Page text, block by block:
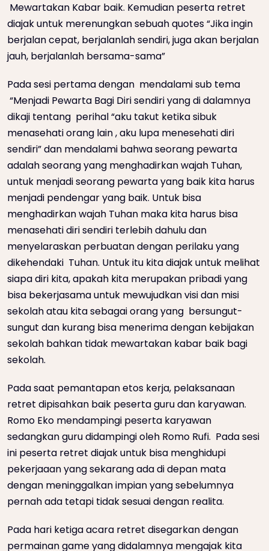
Mewartakan Kabar baik. Kemudian peserta retret
diajak untuk merenungkan sebuah quotes “Jika ingin
berjalan cepat, berjalanlah sendiri, juga akan berjalan
jauh, berjalanlah bersama-sama”
Pada sesi pertama dengan mendalami sub tema
“Menjadi Pewarta Bagi Diri sendiri yang di dalamnya
dikaji tentang perihal “aku takut ketika sibuk
menasehati orang lain , aku lupa menesehati diri
sendiri” dan mendalami bahwa seorang pewarta
adalah seorang yang menghadirkan wajah Tuhan,
untuk menjadi seorang pewarta yang baik kita harus
menjadi pendengar yang baik. Untuk bisa
menghadirkan wajah Tuhan maka kita harus bisa
menasehati diri sendiri terlebih dahulu dan
menyelaraskan perbuatan dengan perilaku yang
dikehendaki Tuhan. Untuk itu kita diajak untuk melihat
siapa diri kita, apakah kita merupakan pribadi yang
bisa bekerjasama untuk mewujudkan visi dan misi
sekolah atau kita sebagai orang yang bersungut-
sungut dan kurang bisa menerima dengan kebijakan
sekolah bahkan tidak mewartakan kabar baik bagi
sekolah.
Pada saat pemantapan etos kerja, pelaksanaan
retret dipisahkan baik peserta guru dan karyawan.
Romo Eko mendampingi peserta karyawan
sedangkan guru didampingi oleh Romo Rufi. Pada sesi
ini peserta retret diajak untuk bisa menghidupi
pekerjaaan yang sekarang ada di depan mata
dengan meninggalkan impian yang sebelumnya
pernah ada tetapi tidak sesuai dengan realita.
Pada hari ketiga acara retret disegarkan dengan
permainan game yang didalamnya mengajak kita